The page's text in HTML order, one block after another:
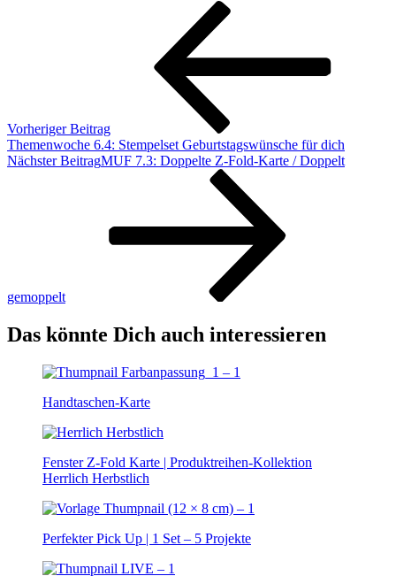
Vorheriger Beitrag
Themenwoche 6.4: Stempelset Geburtstagswünsche für dich
Nächster BeitragMUF 7.3: Doppelte Z-Fold-Karte / Doppelt
gemoppelt
Das könnte Dich auch interessieren
Handtaschen-Karte
Fenster Z-Fold Karte | Produktreihen-Kollektion
Herrlich Herbstlich
Perfekter Pick Up | 1 Set – 5 Projekte